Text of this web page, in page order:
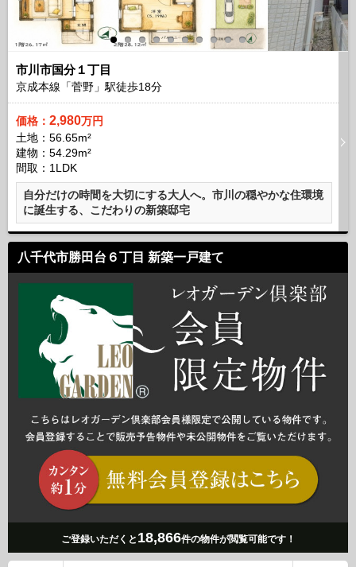
市川市国分１丁目
京成本線「菅野」駅徒歩18分
価格： 2,980万円
土地：56.65m²
建物：54.29m²
間取：1LDK
自分だけの時間を大切にする大人へ。市川の穏やかな住環境
に誕生する、こだわりの新築邸宅
八千代市勝田台６丁目 新築一戸建て
ご登録いただくと 18,866件の物件が閲覧可能です！